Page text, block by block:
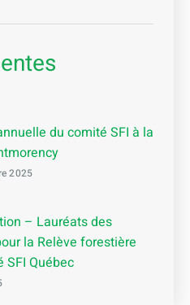
du comité SFI à la
2025
– Lauréats des
la Relève forestière
SFI Québec